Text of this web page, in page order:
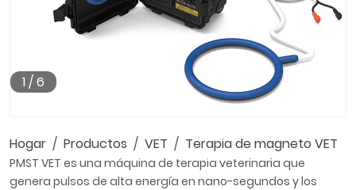
Hogar Productos VET Terapia de magneto VET
PMST VET es una máquina de terapia veterinaria que
genera pulsos de alta energía en nano-segundos y los
1 /6